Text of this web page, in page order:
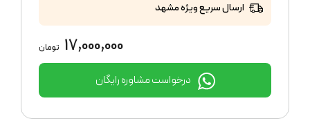
ارسال سریع ویژه مشهد
17,000,000 تومان
درخواست مشاوره رایگان